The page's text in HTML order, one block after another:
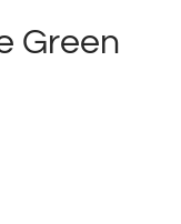
Green